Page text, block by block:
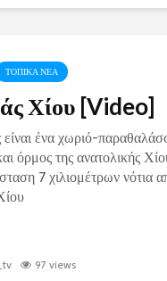
ΤΟΠΙΚΑ ΝΕΑ
Χίου [Video]
ένα χωριό-
όρμος της ανατολικής
7 χιλιομέτρων νότια
97 views